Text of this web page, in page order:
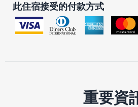
此住宿接受的付款方式
重要資